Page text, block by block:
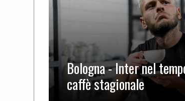
Bologna - Inter nel
caffè stagionale